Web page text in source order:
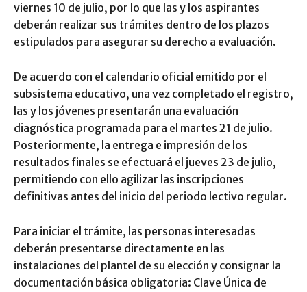
viernes 10 de julio, por lo que las y los aspirantes
deberán realizar sus trámites dentro de los plazos
estipulados para asegurar su derecho a evaluación.
De acuerdo con el calendario oficial emitido por el
subsistema educativo, una vez completado el registro,
las y los jóvenes presentarán una evaluación
diagnóstica programada para el martes 21 de julio.
Posteriormente, la entrega e impresión de los
resultados finales se efectuará el jueves 23 de julio,
permitiendo con ello agilizar las inscripciones
definitivas antes del inicio del periodo lectivo regular.
Para iniciar el trámite, las personas interesadas
deberán presentarse directamente en las
instalaciones del plantel de su elección y consignar la
documentación básica obligatoria: Clave Única de